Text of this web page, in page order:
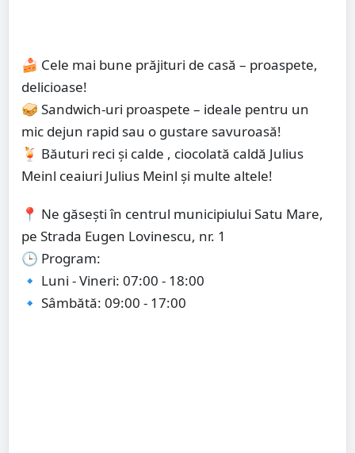
🍰 Cele mai bune prăjituri de casă – proaspete,
delicioase!
🥪 Sandwich-uri proaspete – ideale pentru un
mic dejun rapid sau o gustare savuroasă!
🍹 Băuturi reci și calde , ciocolată caldă Julius
Meinl ceaiuri Julius Meinl și multe altele!
📍 Ne găsești în centrul municipiului Satu Mare,
pe Strada Eugen Lovinescu, nr. 1
🕒 Program:
🔹 Luni - Vineri: 07:00 - 18:00
🔹 Sâmbătă: 09:00 - 17:00